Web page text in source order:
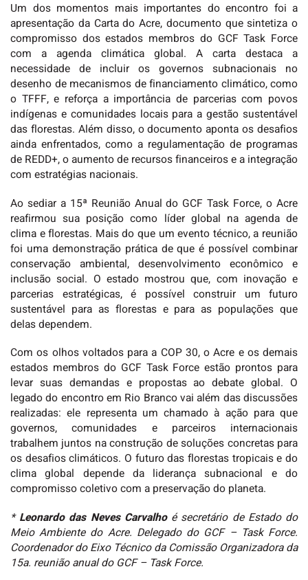
Um dos momentos mais importantes do encontro foi a
apresentação da Carta do Acre, documento que sintetiza o
compromisso dos estados membros do GCF Task Force
com a agenda climática global. A carta destaca a
necessidade de incluir os governos subnacionais no
desenho de mecanismos de financiamento climático, como
o TFFF, e reforça a importância de parcerias com povos
indígenas e comunidades locais para a gestão sustentável
das florestas. Além disso, o documento aponta os desafios
ainda enfrentados, como a regulamentação de programas
de REDD+, o aumento de recursos financeiros e a integração
com estratégias nacionais.
Ao sediar a 15ª Reunião Anual do GCF Task Force, o Acre
reafirmou sua posição como líder global na agenda de
clima e florestas. Mais do que um evento técnico, a reunião
foi uma demonstração prática de que é possível combinar
conservação ambiental, desenvolvimento econômico e
inclusão social. O estado mostrou que, com inovação e
parcerias estratégicas, é possível construir um futuro
sustentável para as florestas e para as populações que
delas dependem.
Com os olhos voltados para a COP 30, o Acre e os demais
estados membros do GCF Task Force estão prontos para
levar suas demandas e propostas ao debate global. O
legado do encontro em Rio Branco vai além das discussões
realizadas: ele representa um chamado à ação para que
governos, comunidades e parceiros internacionais
trabalhem juntos na construção de soluções concretas para
os desafios climáticos. O futuro das florestas tropicais e do
clima global depende da liderança subnacional e do
compromisso coletivo com a preservação do planeta.
* Leonardo das Neves Carvalhoé secretário de Estado do
Meio Ambiente do Acre. Delegado do GCF – Task Force.
Coordenador do Eixo Técnico da Comissão Organizadora da
15a. reunião anual do GCF – Task Force.